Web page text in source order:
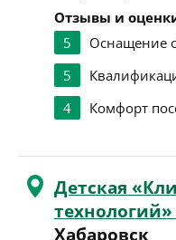
Отзывы и
5
Оснащение
5
4
Комфорт
Детская
Хабаровск